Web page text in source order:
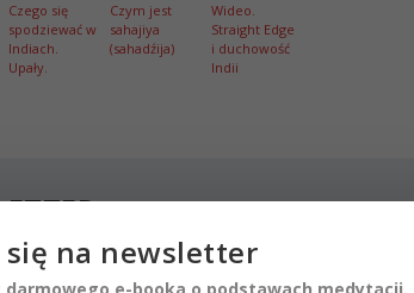
Czego się
spodziewać w
Indiach.
Upały.
Czym jest
sahajiya
(sahadźija)
Wideo.
Straight Edge
i duchowość
Indii
medytacji.
tu nie dostępne.
się na newsletter
darmowego e-booka o podstawach medytacji.